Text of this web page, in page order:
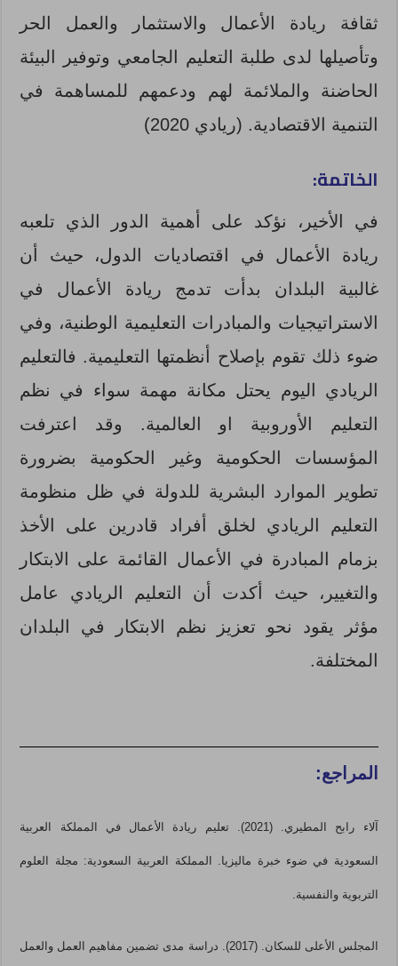
ثقافة ريادة الأعمال والاستثمار والعمل الحر
وتأصيلها لدى طلبة التعليم الجامعي وتوفير البيئة
الحاضنة والملائمة لهم ودعمهم للمساهمة في
التنمية الاقتصادية. (ريادي 2020)
الخاتمة:
في الأخير، نؤكد على أهمية الدور الذي تلعبه
ريادة الأعمال في اقتصاديات الدول، حيث أن
غالبية البلدان بدأت تدمج ريادة الأعمال في
الاستراتيجيات والمبادرات التعليمية الوطنية، وفي
ضوء ذلك تقوم بإصلاح أنظمتها التعليمية. فالتعليم
الريادي اليوم يحتل مكانة مهمة سواء في نظم
التعليم الأوروبية او العالمية. وقد اعترفت
المؤسسات الحكومية وغير الحكومية بضرورة
تطوير الموارد البشرية للدولة في ظل منظومة
التعليم الريادي لخلق أفراد قادرين على الأخذ
بزمام المبادرة في الأعمال القائمة على الابتكار
والتغيير، حيث أكدت أن التعليم الريادي عامل
مؤثر يقود نحو تعزيز نظم الابتكار في البلدان
المختلفة.
المراجع:
آلاء رابح المطيري. (2021). تعليم ريادة الأعمال في المملكة العربية
السعودية في ضوء خبرة ماليزيا. المملكة العربية السعودية: مجلة العلوم
التربوية والنفسية.
المجلس الأعلى للسكان. (2017). دراسة مدى تضمين مفاهيم العمل والعمل